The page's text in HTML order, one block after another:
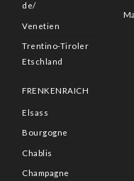
de/
Venetien
Trentino-Tiroler
Etschland
FRENKENRAICH
Elsass
Bourgogne
Chablis
Champagne